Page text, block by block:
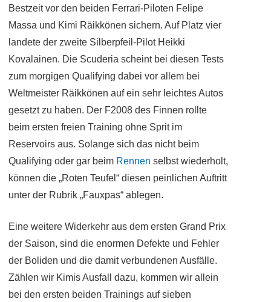
Bestzeit vor den beiden Ferrari-Piloten Felipe
Massa und Kimi Räikkönen sichern. Auf Platz vier
landete der zweite Silberpfeil-Pilot Heikki
Kovalainen. Die Scuderia scheint bei diesen Tests
zum morgigen Qualifying dabei vor allem bei
Weltmeister Räikkönen auf ein sehr leichtes Autos
gesetzt zu haben. Der F2008 des Finnen rollte
beim ersten freien Training ohne Sprit im
Reservoirs aus. Solange sich das nicht beim
Qualifying oder gar beim Rennen selbst wiederholt,
können die „Roten Teufel“ diesen peinlichen Auftritt
unter der Rubrik „Fauxpas“ ablegen.
Eine weitere Widerkehr aus dem ersten Grand Prix
der Saison, sind die enormen Defekte und Fehler
der Boliden und die damit verbundenen Ausfälle.
Zählen wir Kimis Ausfall dazu, kommen wir allein
bei den ersten beiden Trainings auf sieben